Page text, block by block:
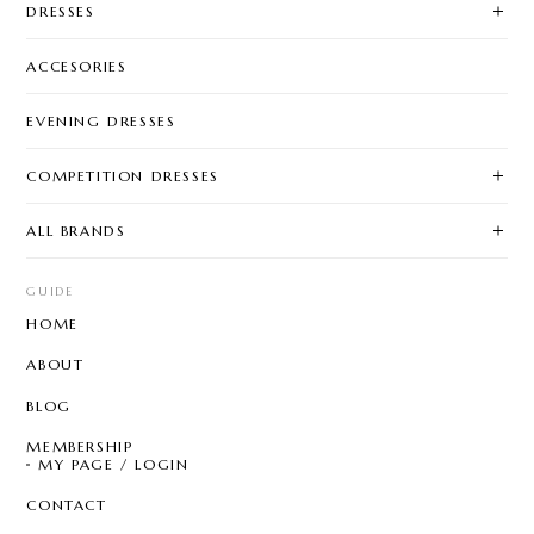
DRESSES
ACCESORIES
EVENING DRESSES
COMPETITION DRESSES
ALL BRANDS
GUIDE
HOME
ABOUT
BLOG
MEMBERSHIP
MY PAGE / LOGIN
CONTACT